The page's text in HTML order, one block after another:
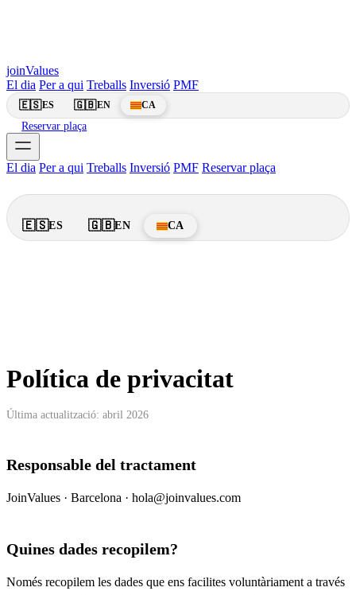
joinValues
El dia Per a qui Treballs Inversió PMF
🇪🇸ES 🇬🇧EN CA
Reservar plaça
El dia Per a qui Treballs Inversió PMF Reservar plaça
🇪🇸ES 🇬🇧EN CA
Política de privacitat
Última actualització: abril 2026
Responsable del tractament
JoinValues · Barcelona · hola@joinvalues.com
Quines dades recopilem?
Només recopilem les dades que ens facilites voluntàriament a través